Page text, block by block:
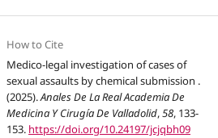
How to Cite
Medico-legal investigation of cases of
sexual assaults by chemical submission .
(2025).Anales De La Real Academia De
Medicina Y Cirugía De Valladolid,58, 133-
153. https://doi.org/10.24197/jcjqbh09